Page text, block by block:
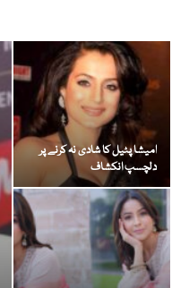
امیشا پٹیل کا شادی نہ کرنے پر
دلچسپ انکشاف